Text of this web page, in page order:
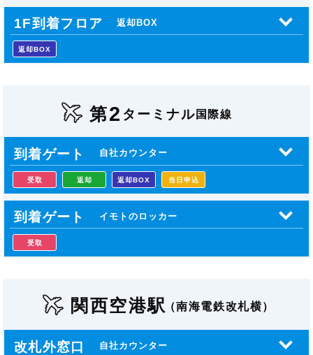
1F到着フロア 返却BOX
返却BOX
第2 ターミナル 国際線
到着ゲート 自社カウンター
受取 返却 返却BOX 当日申込
到着ゲート イモトのロッカー
受取
関西空港駅（南海電鉄改札横）
改札外窓口 自社カウンター